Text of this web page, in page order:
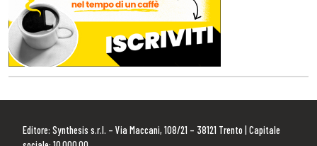
Editore: Synthesis s.r.l. – Via Maccani, 108/21 – 38121 Trento | Capitale